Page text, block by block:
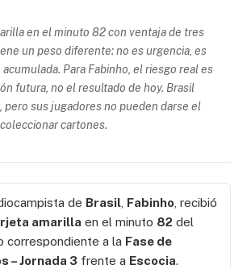
en el minuto 82 con ventaja de tres
un peso diferente: no es urgencia, es
Para Fabinho, el riesgo real es
futura, no el resultado de hoy. Brasil
pero sus jugadores no pueden darse el
cartones.
de Brasil Fabinho , recibió
amarilla en el minuto 82 del
correspondiente a la Fase de
– Jornada 3 frente a Escocia.